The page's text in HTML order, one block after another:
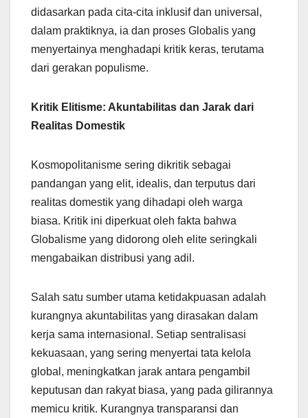
didasarkan pada cita-cita inklusif dan universal,
dalam praktiknya, ia dan proses Globalis yang
menyertainya menghadapi kritik keras, terutama
dari gerakan populisme.
Kritik Elitisme: Akuntabilitas dan Jarak dari
Realitas Domestik
Kosmopolitanisme sering dikritik sebagai
pandangan yang elit, idealis, dan terputus dari
realitas domestik yang dihadapi oleh warga
biasa. Kritik ini diperkuat oleh fakta bahwa
Globalisme yang didorong oleh elite seringkali
mengabaikan distribusi yang adil.
Salah satu sumber utama ketidakpuasan adalah
kurangnya akuntabilitas yang dirasakan dalam
kerja sama internasional. Setiap sentralisasi
kekuasaan, yang sering menyertai tata kelola
global, meningkatkan jarak antara pengambil
keputusan dan rakyat biasa, yang pada gilirannya
memicu kritik. Kurangnya transparansi dan